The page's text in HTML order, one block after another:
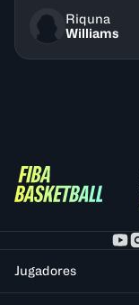
Riquna
Williams
Jugadores